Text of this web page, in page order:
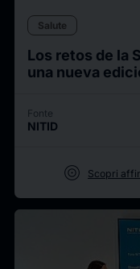
Salute
Los retos de la
una nueva
Fonte
NITID
target Scopri